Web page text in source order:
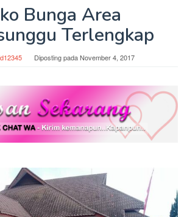
Bunga Area
Terlengkap
Diposting padaNovember 4, 2017